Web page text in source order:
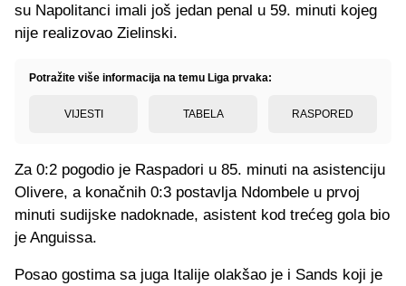
su Napolitanci imali još jedan penal u 59. minuti kojeg
nije realizovao Zielinski.
Potražite više informacija na temu Liga prvaka:
VIJESTI TABELA RASPORED
Za 0:2 pogodio je Raspadori u 85. minuti na asistenciju
Olivere, a konačnih 0:3 postavlja Ndombele u prvoj
minuti sudijske nadoknade, asistent kod trećeg gola bio
je Anguissa.
Posao gostima sa juga Italije olakšao je i Sands koji je